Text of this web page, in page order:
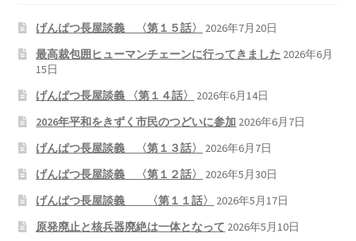
げんぱつ長屋談義 〈第１５話〉
2026年7月20日
最高裁包囲ヒューマンチェーンに行ってきました 2026年6月
15日
げんぱつ長屋談義 〈第１４話〉
2026年6月14日
2026年平和をきずく市民のつどいに参加 2026年6月7日
げんぱつ長屋談義 〈第１３話〉
2026年6月7日
げんぱつ長屋談義 〈第１２話〉
2026年5月30日
げんぱつ長屋談義 〈第１１話〉
2026年5月17日
原発廃止と核兵器廃絶は一体となって 2026年5月10日